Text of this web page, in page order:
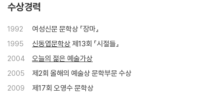
년시절 아버지는 밖으로 나돌고, 세 자매가 생존을 위해 뛰어야 했던 상황
사는 것은 아님"을 깨닫는다. 참외 파는 소녀이기도 했으며, 입학만 한 상
태에서 무학점 학생으로 남아야 했고, 빚에 쫓겨 다니는 아버지, 몸이 불편
한 어머니의 병간호가 작가 공선옥에게 주어진 삶의 조건이었다.
공장을 떠돌며 위장 취업자가 아닌, 대학생 출신 생계 취업자였으며, 나중
에는 고속버스, 관광버스, 직행버스를 전전하며 안내양을 하던 어느 날
수상경력
1992 여성신문 문학상 『장마』
1995
신동엽문학상 제13회 『시절들』
2004
오늘의 젊은 예술가상
2005
제2회 올해의 예술상 문학부문 수상
2009
제17회 오영수 문학상